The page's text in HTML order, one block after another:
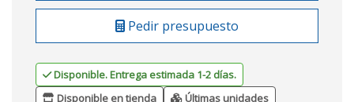
Pedir presupuesto
Disponible. Entrega estimada 1-2 días.
Disponible en tienda
Últimas unidades